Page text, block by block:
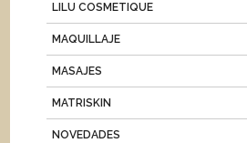
LILU COSMETIQUE
MAQUILLAJE
MASAJES
MATRISKIN
NOVEDADES